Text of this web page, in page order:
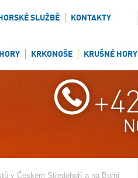
SLUŽBĚ KONTAKTY
KRKONOŠE KRUŠNÉ HORY
v Českém Středohoří a na Bořni